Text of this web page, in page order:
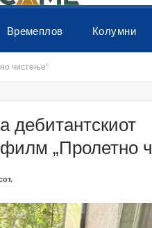
Времеплов Колумни
чистење“
дебитантскиот
„Пролетно